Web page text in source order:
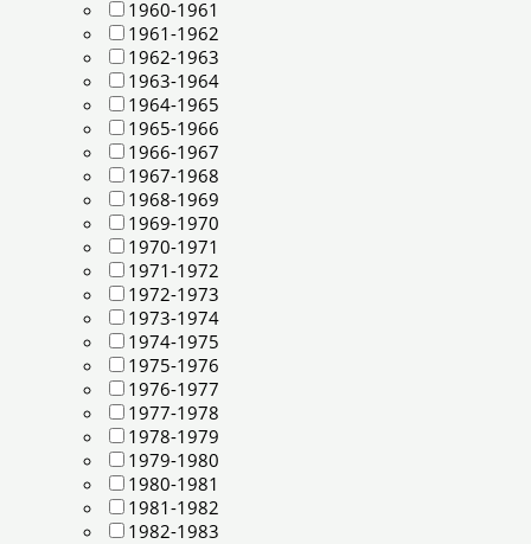
1960-1961
1961-1962
1962-1963
1963-1964
1964-1965
1965-1966
1966-1967
1967-1968
1968-1969
1969-1970
1970-1971
1971-1972
1972-1973
1973-1974
1974-1975
1975-1976
1976-1977
1977-1978
1978-1979
1979-1980
1980-1981
1981-1982
1982-1983